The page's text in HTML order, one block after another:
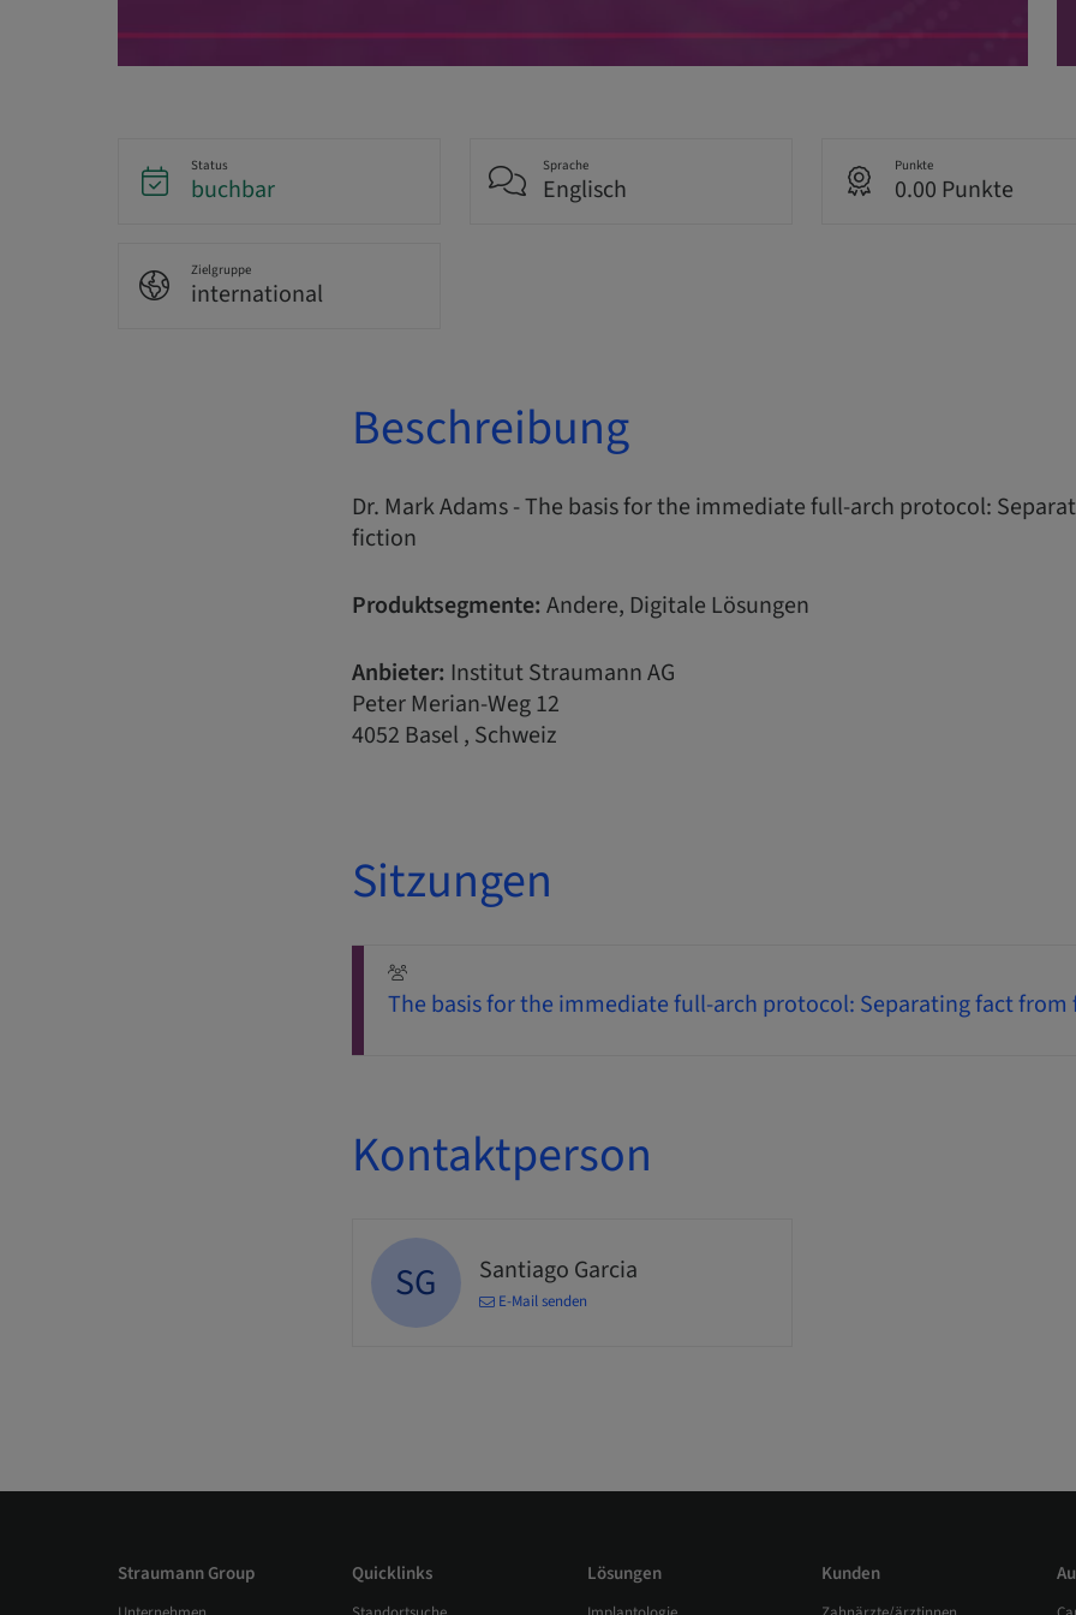
Status
buchbar
Sprache
Englisch
Punkte
0.00 Punkte
Zielgruppe
international
Beschreibung
Dr. Mark Adams - The basis for the immediate full-arch protocol:
fiction
Produktsegmente: Andere, Digitale Lösungen
Anbieter: Institut Straumann AG
Peter Merian-Weg 12
4052 Basel , Schweiz
Sitzungen
The basis for the immediate full-arch protocol: Separating fact
Kontaktperson
SG Santiago Garcia
E-Mail senden
Straumann Group Quicklinks Lösungen Kunden